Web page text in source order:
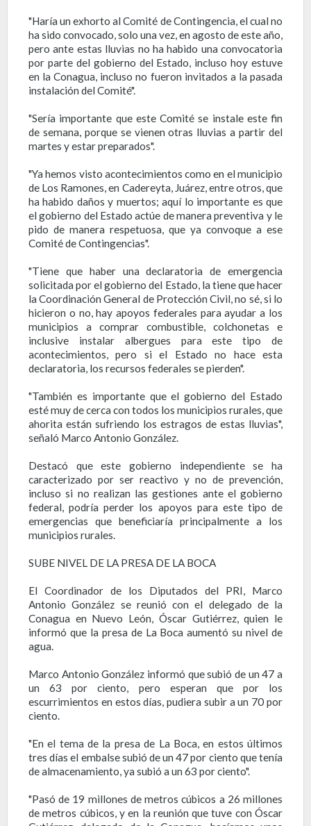
"Haría un exhorto al Comité de Contingencia, el cual no
ha sido convocado, solo una vez, en agosto de este año,
pero ante estas lluvias no ha habido una convocatoria
por parte del gobierno del Estado, incluso hoy estuve
en la Conagua, incluso no fueron invitados a la pasada
instalación del Comité".
"Sería importante que este Comité se instale este fin
de semana, porque se vienen otras lluvias a partir del
martes y estar preparados".
"Ya hemos visto acontecimientos como en el municipio
de Los Ramones, en Cadereyta, Juárez, entre otros, que
ha habido daños y muertos; aquí lo importante es que
el gobierno del Estado actúe de manera preventiva y le
pido de manera respetuosa, que ya convoque a ese
Comité de Contingencias".
"Tiene que haber una declaratoria de emergencia
solicitada por el gobierno del Estado, la tiene que hacer
la Coordinación General de Protección Civil, no sé, si lo
hicieron o no, hay apoyos federales para ayudar a los
municipios a comprar combustible, colchonetas e
inclusive instalar albergues para este tipo de
acontecimientos, pero si el Estado no hace esta
declaratoria, los recursos federales se pierden".
"También es importante que el gobierno del Estado
esté muy de cerca con todos los municipios rurales, que
ahorita están sufriendo los estragos de estas lluvias",
señaló Marco Antonio González.
Destacó que este gobierno independiente se ha
caracterizado por ser reactivo y no de prevención,
incluso si no realizan las gestiones ante el gobierno
federal, podría perder los apoyos para este tipo de
emergencias que beneficiaría principalmente a los
municipios rurales.
SUBE NIVEL DE LA PRESA DE LA BOCA
El Coordinador de los Diputados del PRI, Marco
Antonio González se reunió con el delegado de la
Conagua en Nuevo León, Óscar Gutiérrez, quien le
informó que la presa de La Boca aumentó su nivel de
agua.
Marco Antonio González informó que subió de un 47 a
un 63 por ciento, pero esperan que por los
escurrimientos en estos días, pudiera subir a un 70 por
ciento.
"En el tema de la presa de La Boca, en estos últimos
tres días el embalse subió de un 47 por ciento que tenía
de almacenamiento, ya subió a un 63 por ciento".
"Pasó de 19 millones de metros cúbicos a 26 millones
de metros cúbicos, y en la reunión que tuve con Óscar